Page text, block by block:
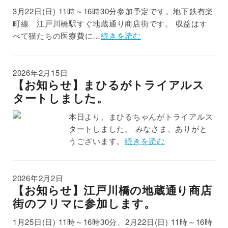
3月22日(日) 11時～16時30分参加予定です。地下鉄有楽
町線 江戸川橋駅すぐ地蔵通り商店街です。 収益はす
べて猫たちの医療費に…続きを読む
2026年2月15日
【お知らせ】まひるがトライアルス
タートしました。
本日より、まひるちゃんがトライアルス
タートしました。 みなさま、ありがと
うございます。続きを読む
2026年2月2日
【お知らせ】江戸川橋の地蔵通り商店
街のフリマに参加します。
1月25日(日) 11時～16時30分、2月22日(日) 11時～16時